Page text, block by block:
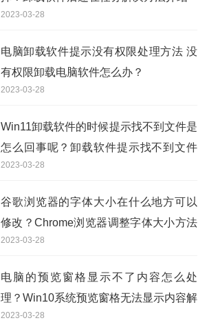
2023-03-28
电脑卸载软件提示没有权限处理方法 没
有权限卸载电脑软件怎么办？
2023-03-28
Win11卸载软件的时候提示找不到文件是
怎么回事呢？卸载软件提示找不到文件
解决方法
2023-03-28
谷歌浏览器的字体大小在什么地方可以
修改？Chrome浏览器调整字体大小方法
步骤
2023-03-28
电脑的预览窗格显示不了内容怎么处
理？Win10系统预览窗格无法显示内容解
决方法分享
2023-03-28